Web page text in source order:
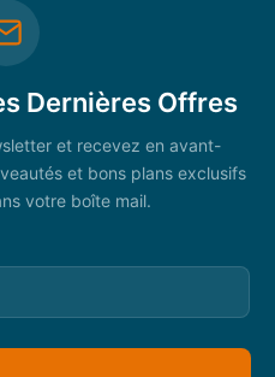
Dernières Offres
et recevez en avant-
et bons plans exclusifs
votre boîte mail.